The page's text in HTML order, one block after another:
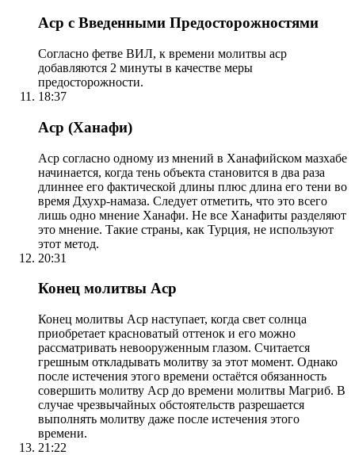
Аср с Введенными Предосторожностями
Согласно фетве ВИЛ, к времени молитвы аср
добавляются 2 минуты в качестве меры
предосторожности.
18:37
Аср (Ханафи)
Аср согласно одному из мнений в Ханафийском мазхабе
начинается, когда тень объекта становится в два раза
длиннее его фактической длины плюс длина его тени во
время Дхухр-намаза. Следует отметить, что это всего
лишь одно мнение Ханафи. Не все Ханафиты разделяют
это мнение. Такие страны, как Турция, не используют
этот метод.
20:31
Конец молитвы Аср
Конец молитвы Аср наступает, когда свет солнца
приобретает красноватый оттенок и его можно
рассматривать невооруженным глазом. Считается
грешным откладывать молитву за этот момент. Однако
после истечения этого времени остаётся обязанность
совершить молитву Аср до времени молитвы Магриб. В
случае чрезвычайных обстоятельств разрешается
выполнять молитву даже после истечения этого
времени.
21:22